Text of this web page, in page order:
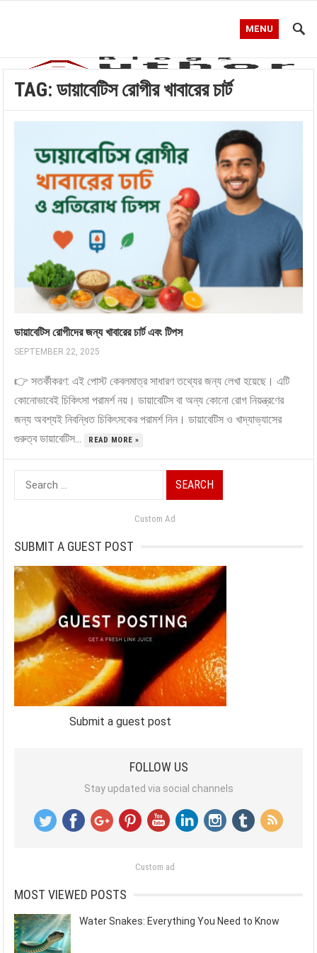
MENU
TAG:ডায়াবেটিস রোগীর খাবারের চার্ট
ডায়াবেটিস রোগীদের জন্য খাবারের চার্ট এবং টিপস
SEPTEMBER 22, 2025
👉 সতর্কীকরণ: এই পোস্ট কেবলমাত্র সাধারণ তথ্যের জন্য লেখা হয়েছে। এটি
কোনোভাবেই চিকিৎসা পরামর্শ নয়। ডায়াবেটিস বা অন্য কোনো রোগ নিয়ন্ত্রণের
জন্য অবশ্যই নিবন্ধিত চিকিৎসকের পরামর্শ নিন। ডায়াবেটিস ও খাদ্যাভ্যাসের
গুরুত্ব ডায়াবেটিস...
READ MORE »
Search
for:
Custom Ad
SUBMIT A GUEST POST
Submit a guest post
FOLLOW US
Stay updated via social channels
Custom ad
MOST VIEWED POSTS
Water Snakes: Everything You Need to Know